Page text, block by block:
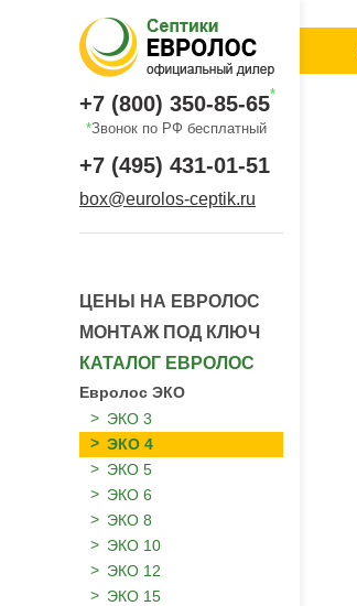
+7 (800) 350-85-65*
*Звонок по РФ бесплатный
+7 (495) 431-01-51
box@eurolos-ceptik.ru
ЦЕНЫ НА ЕВРОЛОС
МОНТАЖ ПОД КЛЮЧ
КАТАЛОГ ЕВРОЛОС
Евролос ЭКО
ЭКО 3
ЭКО 4
ЭКО 5
ЭКО 6
ЭКО 8
ЭКО 10
ЭКО 12
ЭКО 15